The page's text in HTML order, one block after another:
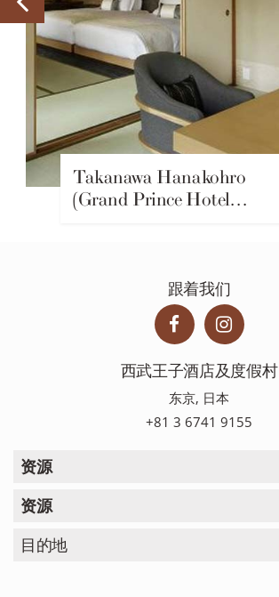
Takanawa Hanakohro
(Grand Prince Hotel…
跟着我们
西武王子酒店及度假村
东京, 日本
+81 3 6741 9155
资源
资源
目的地